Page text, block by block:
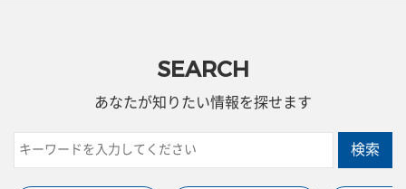
SEARCH
あなたが知りたい情報を探せます
検索